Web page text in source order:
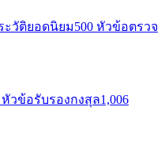
ะวัติยอดนิยม500 หัวข้อตรวจ
หัวข้อรับรองกงสุล1,006